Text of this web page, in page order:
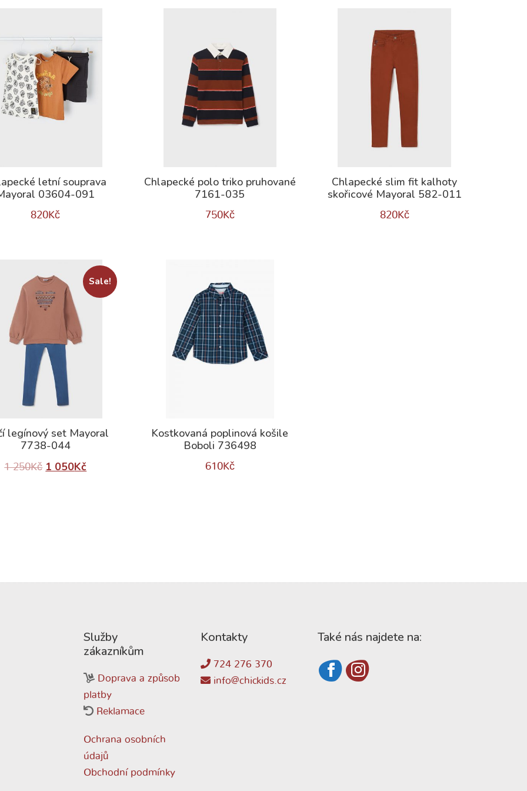
letní souprava
03604-091
820Kč
Chlapecké polo triko pruhované
7161-035
750Kč
Chlapecké slim fit kalhoty
skořicové Mayoral 582-011
820Kč
Sale!
legínový set Mayoral
7738-044
1 250Kč 1 050Kč
Kostkovaná poplinová košile
Boboli 736498
610Kč
Služby
zákazníkům
Doprava a způsob
platby
Reklamace
Ochrana osobních
údajů
Obchodní podmínky
Kontakty
724 276 370
info@chickids.cz
Také nás najdete na: